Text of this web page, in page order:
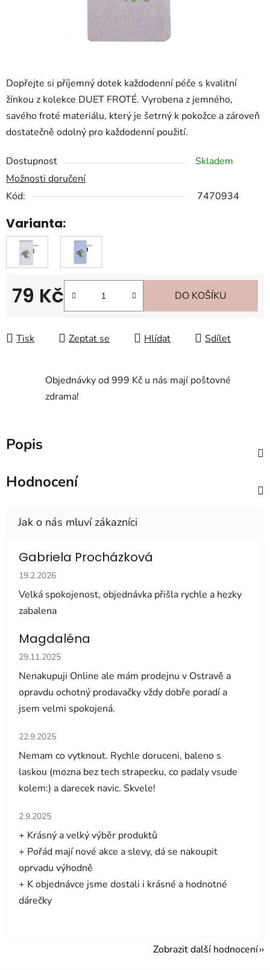
Dopřejte si příjemný dotek každodenní péče s kvalitní
žínkou z kolekce DUET FROTÉ. Vyrobena z jemného,
savého froté materiálu, který je šetrný k pokožce a zároveň
dostatečně odolný pro každodenní použití.
Dostupnost
Skladem
Možnosti doručení
Kód:
7470934
Varianta:
79 Kč DO KOŠÍKU
Tisk Zeptat se Hlídat Sdílet
Objednávky od 999 Kč u nás mají poštovné
zdrama!
Popis
Hodnocení
Gabriela Procházková
Hodnocení obchodu je 5 z 5 hvězdiček.
19.2.2026
Velká spokojenost, objednávka přišla rychle a hezky
zabalena
Magdaléna
Hodnocení obchodu je 5 z 5 hvězdiček.
29.11.2025
Nenakupuji Online ale mám prodejnu v Ostravě a
opravdu ochotný prodavačky vždy dobře poradí a
jsem velmi spokojená.
Hodnocení obchodu je 5 z 5 hvězdiček.
22.9.2025
Nemam co vytknout. Rychle doruceni, baleno s
laskou (mozna bez tech strapecku, co padaly vsude
kolem:) a darecek navic. Skvele!
Hodnocení obchodu je 5 z 5 hvězdiček.
2.9.2025
+ Krásný a velký výběr produktů
+ Pořád mají nové akce a slevy, dá se nakoupit
oprvadu výhodně
+ K objednávce jsme dostali i krásné a hodnotné
dárečky
Zobrazit další hodnocení